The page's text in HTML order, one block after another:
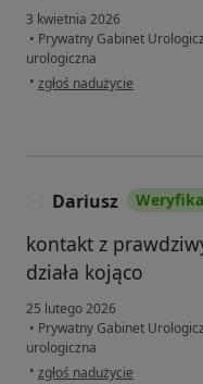
3 kwietnia 2026
• Prywatny Gabinet
urologiczna
• w opinii użytkownika ECh
zgłoś nadużycie
Dariusz
kontakt z
działa kojąco
25 lutego 2026
• Prywatny Gabinet
urologiczna
• w opinii użytkownika Dariusz
zgłoś nadużycie